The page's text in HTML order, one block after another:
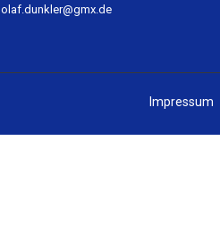
olaf.dunkler@gmx.de
Impressum